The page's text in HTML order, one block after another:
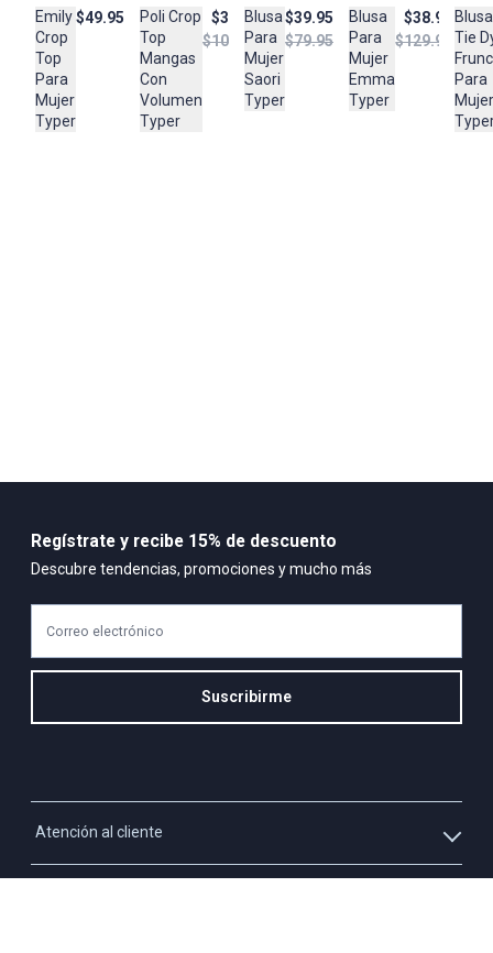
REMOJO, NO SECAR AL SOL, PLANCHAR A TEMPERATURA TIBIA
Composición:
100% algodon
Emily
Crop
Top
Para
Mujer
Typer
$49.950
Poli Crop
Top
Mangas
Con
Volumen
Typer
$32.950
$109.950
Blusa
Para
Mujer
Saori
Typer
$39.950
$79.950
Blusa
Para
Mujer
Emma
Typer
$38.950
$129.950
Blusa
Tie
Para
Mujer
Atención al cliente
Regístrate y recibe 15% de descuento
Descubre tendencias, promociones y mucho más
Correo electrónico
Suscribirme